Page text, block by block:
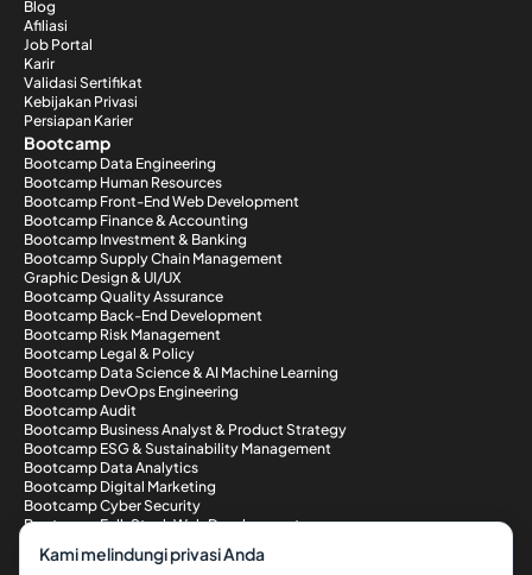
Blog
Afiliasi
Job Portal
Karir
Validasi Sertifikat
Kebijakan Privasi
Persiapan Karier
Bootcamp
Bootcamp Data Engineering
Bootcamp Human Resources
Bootcamp Front-End Web Development
Bootcamp Finance & Accounting
Bootcamp Investment & Banking
Bootcamp Supply Chain Management
Graphic Design & UI/UX
Bootcamp Quality Assurance
Bootcamp Back-End Development
Bootcamp Risk Management
Bootcamp Legal & Policy
Bootcamp Data Science & AI Machine Learning
Bootcamp DevOps Engineering
Bootcamp Audit
Bootcamp Business Analyst & Product Strategy
Bootcamp ESG & Sustainability Management
Bootcamp Data Analytics
Bootcamp Digital Marketing
Bootcamp Cyber Security
Bootcamp Full-Stack Web Development
Metode Pembayaran
Kami melindungi privasi Anda